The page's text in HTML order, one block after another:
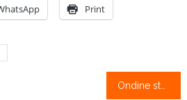
Print
Ondine stopt: botenloods op marktplaats